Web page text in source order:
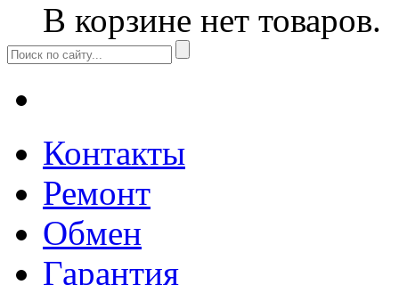
В корзине нет товаров.
Контакты
Ремонт
Обмен
Гарантия